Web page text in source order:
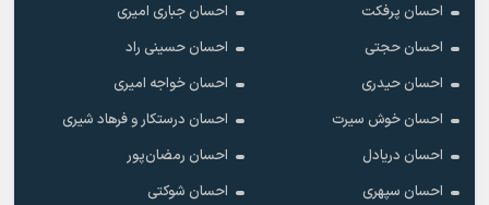
احسان پرفکت
احسان جباری امیری
احسان حجتی
احسان حسینی راد
احسان حیدری
احسان خواجه امیری
احسان خوش سیرت
احسان درستکار و فرهاد شیرى
احسان دریادل
احسان رمضان‌پور
احسان سپهری
احسان شوکتی